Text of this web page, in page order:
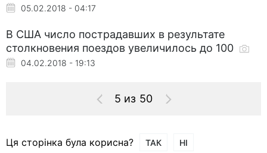
05.02.2018 - 04:17
В США число пострадавших в результате
столкновения поездов увеличилось до 100
04.02.2018 - 19:13
5 из 50
Ця сторінка була корисна? ТАК НІ